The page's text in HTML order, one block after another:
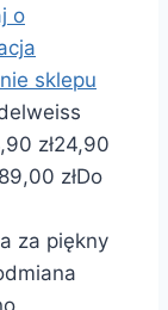
o
sklepu
zł24,90
89,00 złDo
za piękny